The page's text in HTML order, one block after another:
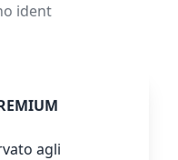
ident
agli